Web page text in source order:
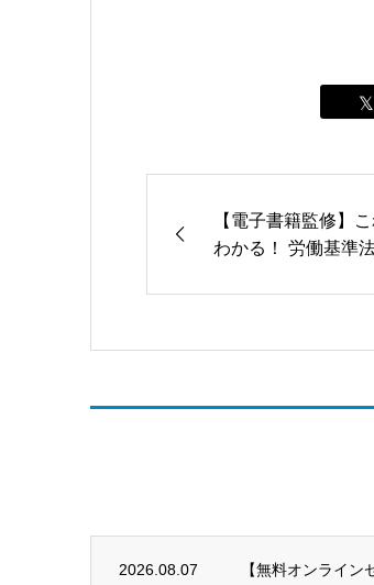
【電子書籍監修】
わかる！ 労働基準
2026.08.07 【無料オンライ